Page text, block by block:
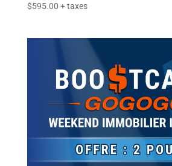
$595.00 + taxes